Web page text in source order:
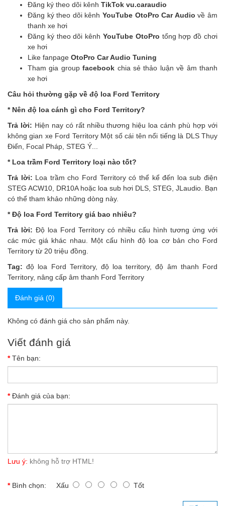
Đăng ký theo dõi kênh TikTok vu.caraudio
Đăng ký theo dõi kênh YouTube OtoPro Car Audio về âm
thanh xe hơi
Đăng ký theo dõi kênh YouTube OtoPro tổng hợp đồ chơi
xe hơi
Like fanpage OtoPro Car Audio Tuning
Tham gia groupfacebook chia sẻ thảo luận về âm thanh
xe hơi
Câu hỏi thường gặp về độ loa Ford Territory
* Nên độ loa cánh gì cho Ford Territory?
Trả lời: Hiện nay có rất nhiều thương hiệu loa cánh phù hợp với
không gian xe Ford Territory Một số cái tên nổi tiếng là DLS Thụy
Điển, Focal Pháp, STEG Ý...
* Loa trầm Ford Territory loại nào tốt?
Trả lời: Loa trầm cho Ford Territory có thể kể đến loa sub điện
STEG ACW10, DR10A hoặc loa sub hơi DLS, STEG, JLaudio. Bạn
có thể tham khảo những dòng này.
* Độ loa Ford Territory giá bao nhiêu?
Trả lời: Độ loa Ford Territory có nhiều cấu hình tương ứng với
các mức giá khác nhau. Một cấu hình độ loa cơ bản cho Ford
Territory từ 20 triệu đồng.
Tag: độ loa Ford Territory, độ loa territory,độ âm thanh Ford
Territory, nâng cấp âm thanh Ford Territory
Đánh giá (0)
Không có đánh giá cho sản phẩm này.
Viết đánh giá
Tên bạn:
Đánh giá của bạn:
Lưu ý: không hỗ trợ HTML!
Bình chọn: Xấu Tốt